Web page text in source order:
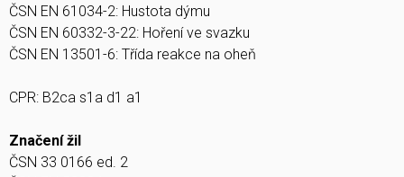
ČSN EN 61034-2: Hustota dýmu
ČSN EN 60332-3-22: Hoření ve svazku
ČSN EN 13501-6: Třída reakce na oheň
CPR: B2ca s1a d1 a1
Značení žil
ČSN 33 0166 ed. 2